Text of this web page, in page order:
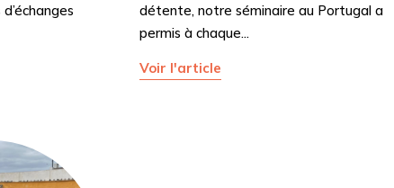
détente, notre séminaire au Portugal a
permis à chaque...
Voir l'article